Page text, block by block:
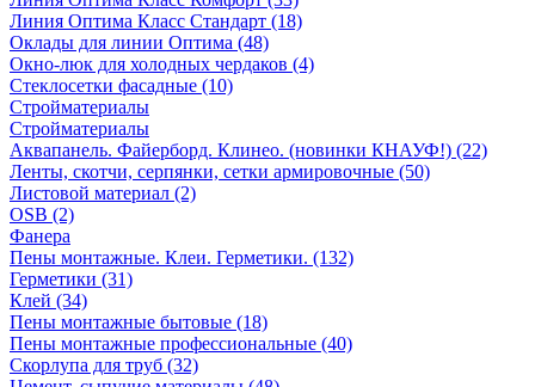
Линия Оптима Класс Стандарт (18)
Оклады для линии Оптима (48)
Окно-люк для холодных чердаков (4)
Стеклосетки фасадные (10)
Стройматериалы
Стройматериалы
Аквапанель. Файерборд. Клинео. (новинки КНАУФ!) (22)
Ленты, скотчи, серпянки, сетки армировочные (50)
Листовой материал (2)
OSB (2)
Фанера
Пены монтажные. Клеи. Герметики. (132)
Герметики (31)
Клей (34)
Пены монтажные бытовые (18)
Пены монтажные профессиональные (40)
Скорлупа для труб (32)